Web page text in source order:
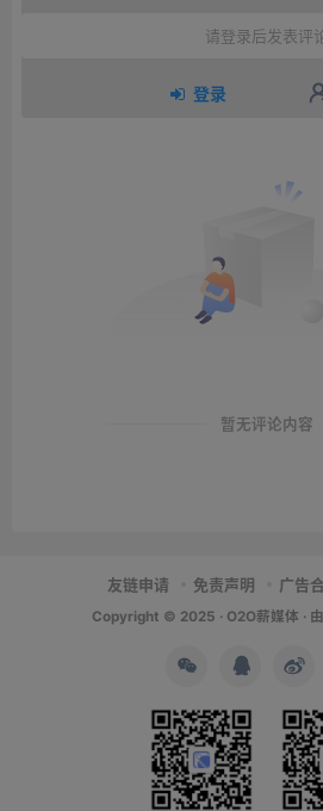
请登录后发表评
登录
暂无评论内容
友链申请 免责声明 广告
Copyright © 2025 · O2O薪媒体 · 由